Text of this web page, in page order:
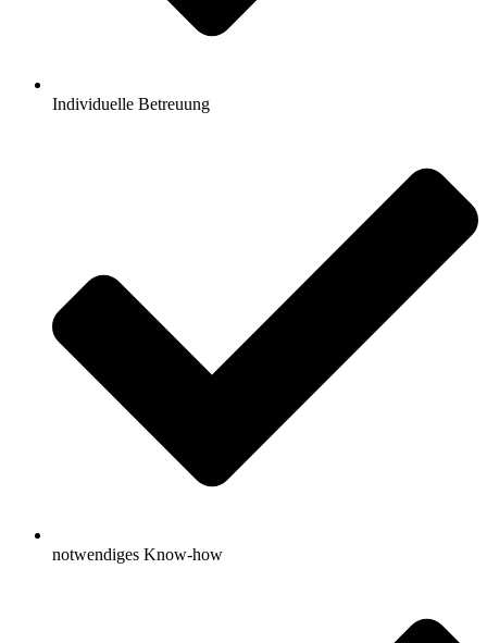
Individuelle Betreuung
notwendiges Know-how